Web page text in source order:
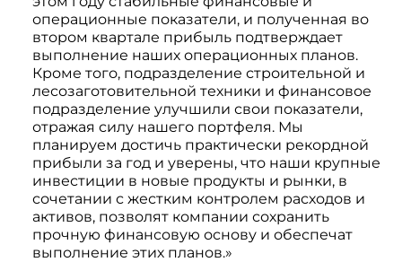
операционные показатели, и полученная во
втором квартале прибыль подтверждает
выполнение наших операционных планов.
Кроме того, подразделение строительной и
лесозаготовительной техники и финансовое
подразделение улучшили свои показатели,
отражая силу нашего портфеля. Мы
планируем достичь практически рекордной
прибыли за год и уверены, что наши крупные
инвестиции в новые продукты и рынки, в
сочетании с жестким контролем расходов и
активов, позволят компании сохранить
прочную финансовую основу и обеспечат
выполнение этих планов.»